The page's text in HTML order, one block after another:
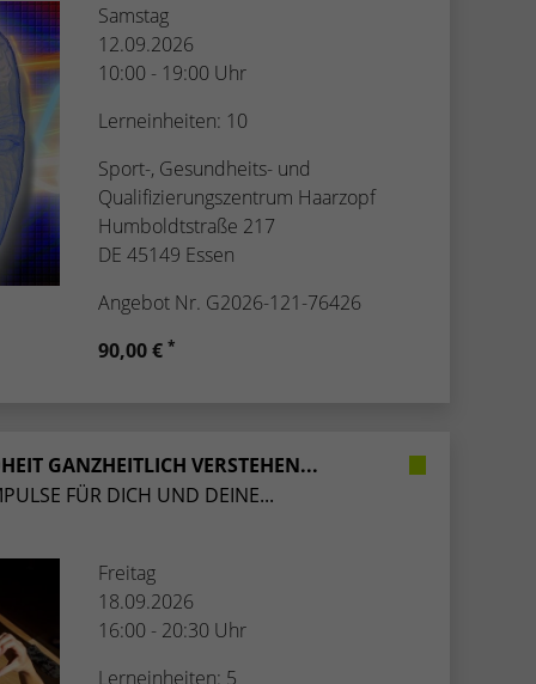
Samstag
12.09.2026
10:00 - 19:00 Uhr
Lerneinheiten: 10
Sport-, Gesundheits- und
Qualifizierungszentrum Haarzopf
Humboldtstraße 217
DE 45149 Essen
Angebot Nr. G2026-121-76426
90,00 € *
GANZHEITLICH VERSTEHEN...
FÜR DICH UND DEINE...
Freitag
18.09.2026
16:00 - 20:30 Uhr
Lerneinheiten: 5